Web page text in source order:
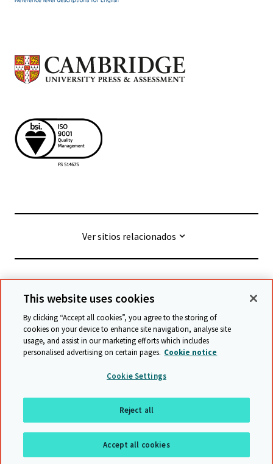
Ver sitios relacionados
© Cambridge University Press & Assessment
Términos y condiciones
Protección de datos
Declaración de accesibilidad
Declaración sobre la esclavitud moderna
Política de protección y salvaguarda
Mapa del sitio
Regresar a arriba
This website uses cookies
By clicking “Accept all cookies”, you agree to the storing of
cookies on your device to enhance site navigation, analyse site
usage, and assist in our marketing efforts which includes
personalised advertising on certain pages. Cookie notice
Cookie Settings
Reject all
Accept all cookies